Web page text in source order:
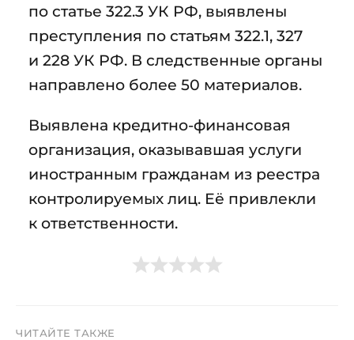
по статье 322.3 УК РФ, выявлены
преступления по статьям 322.1, 327
и 228 УК РФ. В следственные органы
направлено более 50 материалов.
Выявлена кредитно-финансовая
организация, оказывавшая услуги
иностранным гражданам из реестра
контролируемых лиц. Её привлекли
к ответственности.
ЧИТАЙТЕ ТАКЖЕ